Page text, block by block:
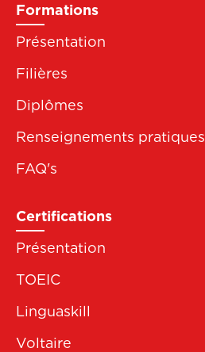
Formations
Présentation
Filières
Diplômes
Renseignements pratiques
FAQ's
Certifications
Présentation
TOEIC
Linguaskill
Voltaire